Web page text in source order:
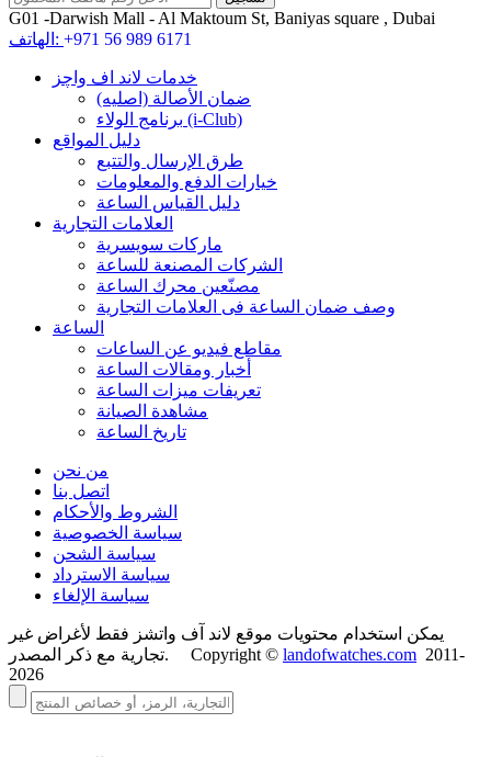
G01 -Darwish Mall - Al Maktoum St, Baniyas square , Dubai
الهاتف: +971 56 989 6171
خدمات لاند اف واچز
ضمان الأصالة (اصلیه)
برنامج الولاء (i-Club)
دليل المواقع
طرق الإرسال والتتبع
خيارات الدفع والمعلومات
دليل القياس الساعة
العلامات التجارية
ماركات سويسرية
الشركات المصنعة للساعة
مصنّعين محرك الساعة
وصف ضمان الساعة فی العلامات التجارية
الساعة
مقاطع فيديو عن الساعات
أخبار ومقالات الساعة
تعريفات ميزات الساعة
مشاهدة الصيانة
تاريخ الساعة
من نحن
اتصل بنا
الشروط والأحكام
سياسة الخصوصية
سياسة الشحن
سياسة الاسترداد
سياسة الإلغاء
يمكن استخدام محتويات موقع لاند آف واتشز فقط لأغراض غير
تجارية مع ذكر المصدر. Copyright © landofwatches.com 2011-
2026